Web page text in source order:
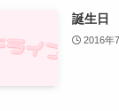
誕生日
2016年